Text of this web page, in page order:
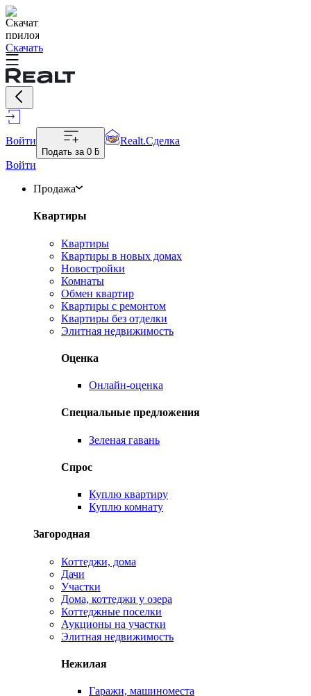
Скачать
Войти
Подать за 0 ƃ
Realt.Сделка
Войти
Продажа
Квартиры
Квартиры
Квартиры в новых домах
Новостройки
Комнаты
Обмен квартир
Квартиры с ремонтом
Квартиры без отделки
Элитная недвижимость
Оценка
Онлайн-оценка
Специальные предложения
Зеленая гавань
Спрос
Куплю квартиру
Куплю комнату
Загородная
Коттеджи, дома
Дачи
Участки
Дома, коттеджи у озера
Коттеджные поселки
Аукционы на участки
Элитная недвижимость
Нежилая
Гаражи, машиноместа